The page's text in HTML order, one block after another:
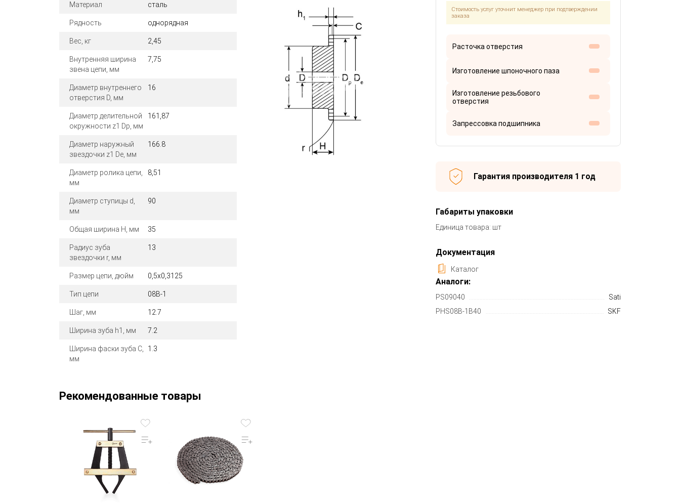
Материал сталь
Рядность однорядная
Вес, кг 2,45
Внутренняя ширина
звена цепи, мм
7,75
Диаметр внутреннего
отверстия D, мм
16
Диаметр делительной
окружности z1 Dp, мм
161,87
Диаметр наружный
звездочки z1 De, мм
166.8
Диаметр ролика цепи,
мм
8,51
Диаметр ступицы d,
мм
90
Общая ширина H, мм 35
Радиус зуба
звездочки r, мм
13
Размер цепи, дюйм 0,5x0,3125
Тип цепи 08B-1
Шаг, мм 12.7
Ширина зуба h1, мм 7.2
Ширина фаски зуба C,
мм
1.3
Стоимость услуг уточнит менеджер при подтверждении
заказа
Расточка отверстия
Изготовление шпоночного паза
Изготовление резьбового
отверстия
Запрессовка подшипника
Гарантия производителя 1 год
Габариты упаковки
Единица товара: шт
Документация
Каталог
Аналоги:
PS09040
Sati
PHS08B-1B40
SKF
Рекомендованные товары